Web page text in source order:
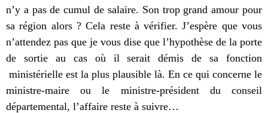
n’y a pas de cumul de salaire. Son trop grand amour pour
sa région alors ? Cela reste à vérifier. J’espère que vous
n’attendez pas que je vous dise que l’hypothèse de la porte
de sortie au cas où il serait démis de sa fonction
ministérielle est la plus plausible là. En ce qui concerne le
ministre-maire ou le ministre-président du conseil
départemental, l’affaire reste à suivre…